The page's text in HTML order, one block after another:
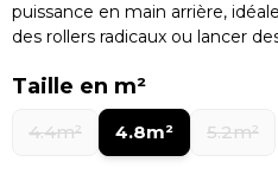
puissance en main arrière,
des rollers radicaux ou lancer
Taille en m²
4.4m² 4.8m² 5.2m²